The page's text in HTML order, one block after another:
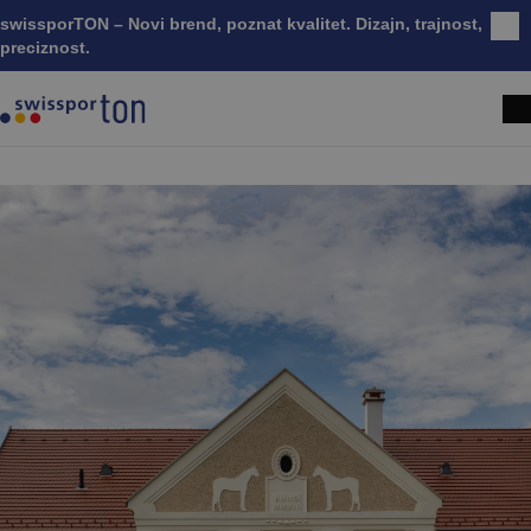
swissporTON – Novi brend, poznat kvalitet. Dizajn, trajnost,
preciznost.